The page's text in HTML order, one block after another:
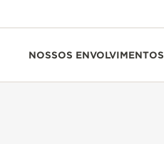
NOSSOS ENVOLVIMENTOS